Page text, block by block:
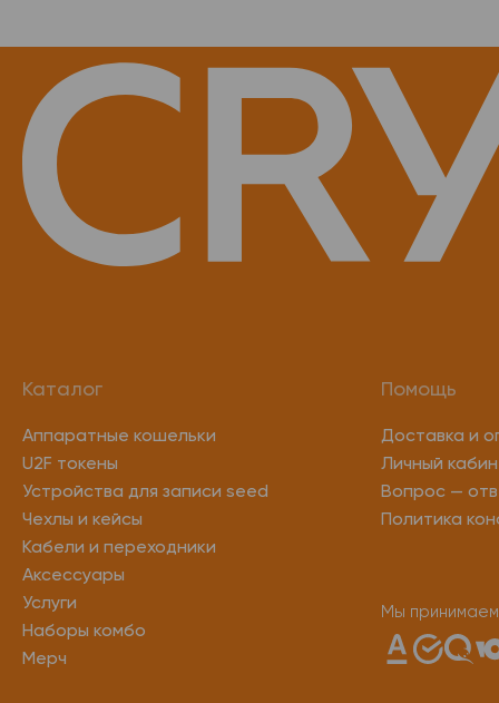
Каталог
Аппаратные кошельки
U2F токены
Устройства для записи seed
Чехлы и кейсы
Кабели и переходники
Аксессуары
Услуги
Наборы комбо
Мерч
Помощь
Доставка и
Личный
Вопрос —
Политика
Мы